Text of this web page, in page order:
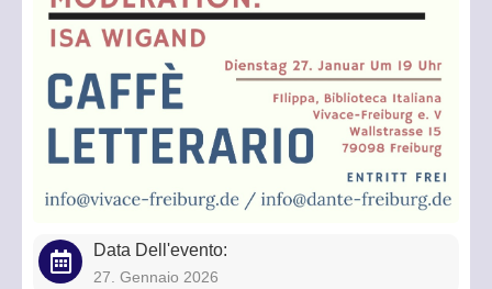
Data Dell'evento:
27. Gennaio 2026